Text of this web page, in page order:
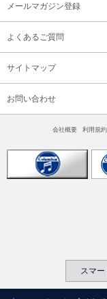
メールマガジン登録
よくあるご質問
サイトマップ
お問い合わせ
会社概要 利用規約
スマ